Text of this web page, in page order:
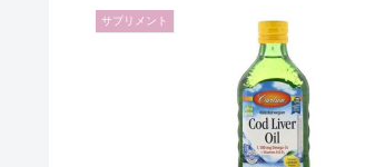
サプリメント